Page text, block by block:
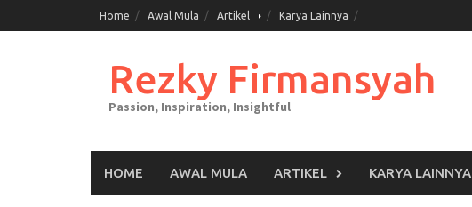
to
Home Awal Mula Artikel Karya Lainnya
Rezky Firmansyah
Passion, Inspiration, Insightful
HOME AWAL MULA ARTIKEL KARYA LAINNYA